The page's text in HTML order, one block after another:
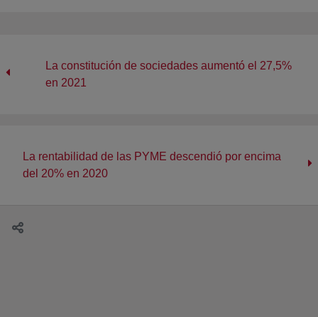
La constitución de sociedades aumentó el 27,5%
en 2021
La rentabilidad de las PYME descendió por encima
del 20% en 2020